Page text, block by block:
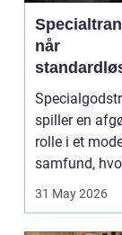
når
ikke rækker
spiller en
rolle i et
samfund,
industrien
31 May 2026